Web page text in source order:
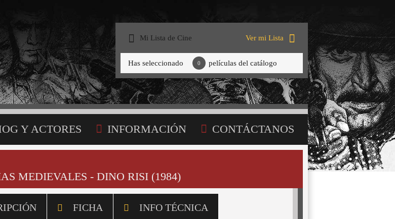
Mi Lista de Cine Ver mi Lista
Has seleccionado 0 películas del catálogo
Y ACTORES INFORMACIÓN CONTÁCTANOS
MEDIEVALES - DINO RISI (1984)
FICHA INFO TÉCNICA